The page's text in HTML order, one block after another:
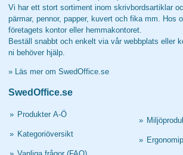
Vi har ett stort sortiment inom skrivbordsartiklar
pärmar, pennor, papper, kuvert och fika mm. Hos
företagets kontor eller hemmakontoret.
Beställ snabbt och enkelt via vår webbplats eller
ni behöver hjälp.
» Läs mer om SwedOffice.se
SwedOffice.se
» Produkter A-Ö
» Kategoriöversikt
»
»